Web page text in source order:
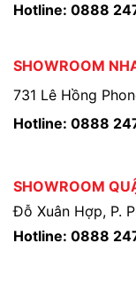
Hotline: 0888
SHOWROOM
731 Lê Hồng
Hotline: 0888
SHOWROOM
Đỗ Xuân Hợp, P.
Hotline: 0888